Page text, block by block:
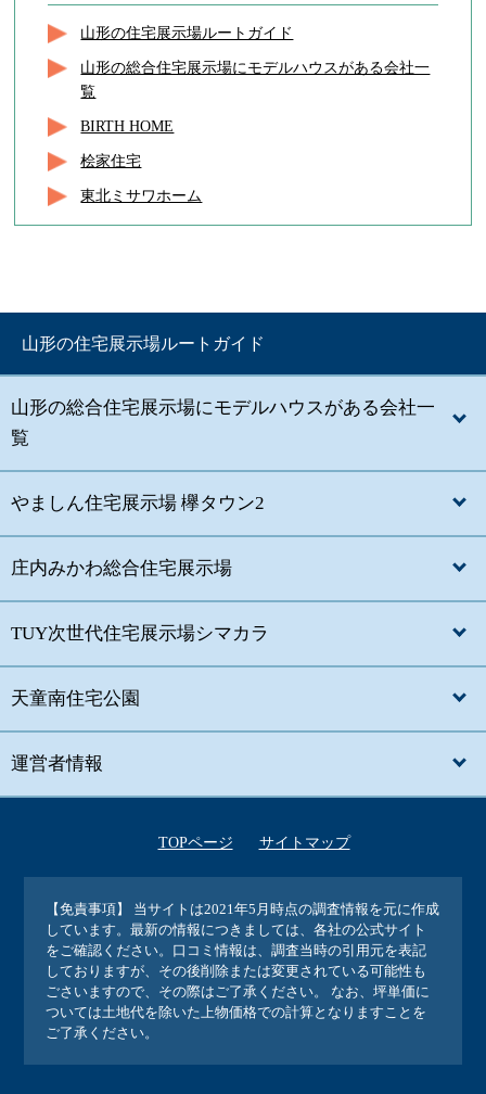
山形の住宅展示場ルートガイド
山形の総合住宅展示場にモデルハウスがある会社一
覧
BIRTH HOME
桧家住宅
東北ミサワホーム
山形の住宅展示場ルートガイド
山形の総合住宅展示場にモデルハウスがある会社一
覧
やましん住宅展示場 欅タウン2
庄内みかわ総合住宅展示場
TUY次世代住宅展示場シマカラ
天童南住宅公園
運営者情報
TOPページ サイトマップ
【免責事項】
当サイトは2021年5月時点の調査情報を元に作成
しています。最新の情報につきましては、各社の公式サイト
をご確認ください。口コミ情報は、調査当時の引用元を表記
しておりますが、その後削除または変更されている可能性も
ごさいますので、その際はご了承ください。 なお、坪単価に
ついては土地代を除いた上物価格での計算となりますことを
ご了承ください。